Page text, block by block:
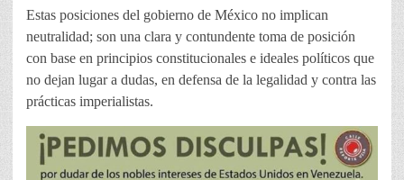
Estas posiciones del gobierno de México no implican
neutralidad; son una clara y contundente toma de posición
con base en principios constitucionales e ideales políticos que
no dejan lugar a dudas, en defensa de la legalidad y contra las
prácticas imperialistas.